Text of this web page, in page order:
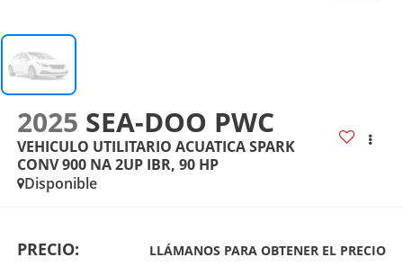
2025 SEA-DOO PWC
VEHICULO UTILITARIO ACUATICA SPARK
CONV 900 NA 2UP IBR, 90 HP
Disponible
PRECIO: LLÁMANOS PARA OBTENER EL PRECIO